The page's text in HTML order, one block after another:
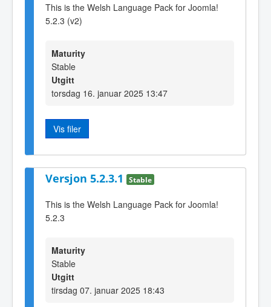
This is the Welsh Language Pack for Joomla!
5.2.3 (v2)
Maturity
Stable
Utgitt
torsdag 16. januar 2025 13:47
Vis filer
Versjon 5.2.3.1 Stable
This is the Welsh Language Pack for Joomla!
5.2.3
Maturity
Stable
Utgitt
tirsdag 07. januar 2025 18:43